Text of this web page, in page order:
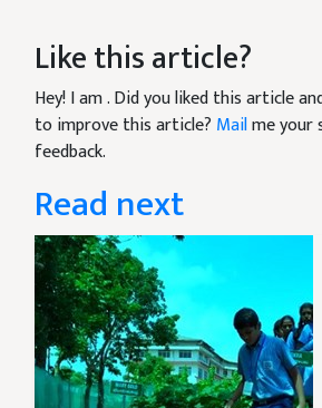
Like this article?
Hey! I am. Did you liked this article
to improve this article? Mailme your
feedback.
Read next